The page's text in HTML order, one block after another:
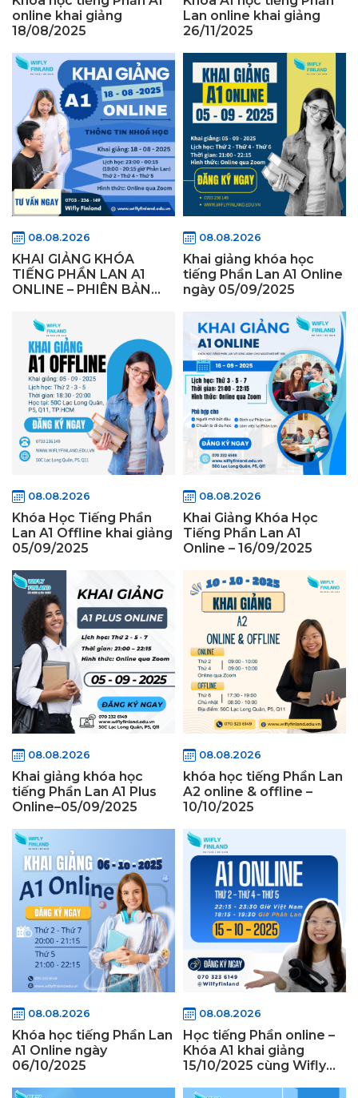
online khai giảng
18/08/2025
Lan online khai giảng
26/11/2025
08.08.2026
KHAI GIẢNG KHÓA
TIẾNG PHẦN LAN A1
ONLINE – PHIÊN BẢN
18/08/2025
08.08.2026
Khai giảng khóa học
tiếng Phần Lan A1 Online
ngày 05/09/2025
08.08.2026
Khóa Học Tiếng Phần
Lan A1 Offline khai giảng
05/09/2025
08.08.2026
Khai Giảng Khóa Học
Tiếng Phần Lan A1
Online – 16/09/2025
08.08.2026
Khai giảng khóa học
tiếng Phần Lan A1 Plus
Online–05/09/2025
08.08.2026
khóa học tiếng Phần Lan
A2 online & offline –
10/10/2025
08.08.2026
Khóa học tiếng Phần Lan
A1 Online ngày
06/10/2025
08.08.2026
Học tiếng Phần online –
Khóa A1 khai giảng
15/10/2025 cùng Wifly